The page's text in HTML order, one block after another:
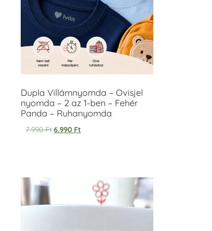
Dupla Villámnyomda – Ovisjel
nyomda – 2 az 1-ben – Fehér
Panda – Ruhanyomda
7.990Ft 6.990 Ft